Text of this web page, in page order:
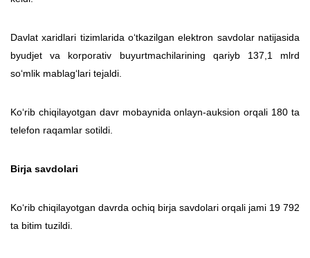
Davlat xaridlari tizimlarida o‘tkazilgan elektron savdolar natijasida
byudjet va korporativ buyurtmachilarining qariyb 137,1 mlrd
so‘mlik mablag‘lari tejaldi.
Ko‘rib chiqilayotgan davr mobaynida onlayn-auksion orqali 180 ta
telefon raqamlar sotildi.
Birja savdolari
Ko‘rib chiqilayotgan davrda ochiq birja savdolari orqali jami 19 792
ta bitim tuzildi.